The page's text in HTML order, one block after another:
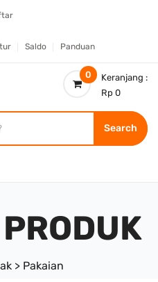
Saldo Panduan
0
Keranjang :
Rp 0
Search
> Pakaian